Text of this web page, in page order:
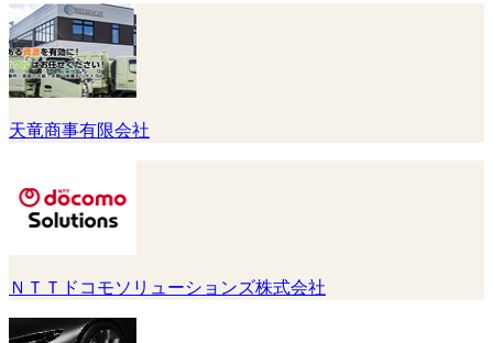
天竜商事有限会社
ＮＴＴドコモソリューションズ株式会社